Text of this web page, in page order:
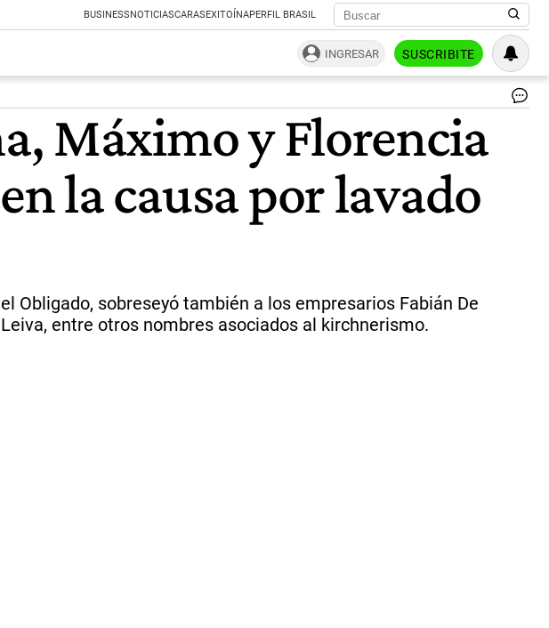
BUSINESSNOTICIASCARASEXITOÍNAPERFIL BRASIL
INGRESAR SUSCRIBITE
Máximo y Florencia
la causa por lavado
Obligado, sobreseyó también a los empresarios Fabián De
entre otros nombres asociados al kirchnerismo.